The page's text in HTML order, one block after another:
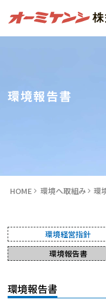
環境報告書
HOME 環境へ取組み 環
環境報告書
環境経営指針
環境報告書